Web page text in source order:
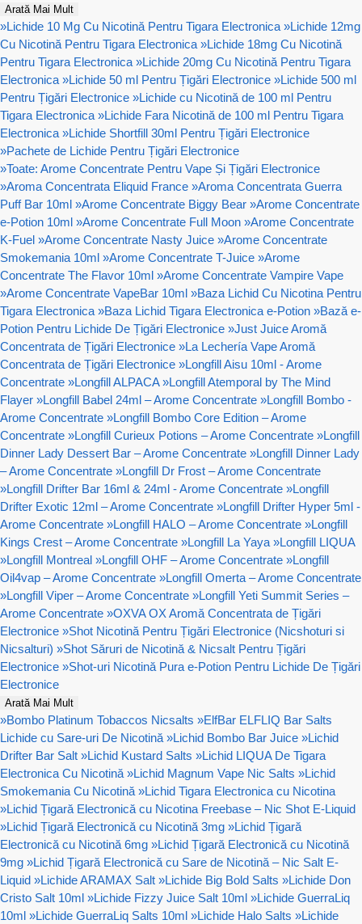
Arată Mai Mult
»Lichide 10 Mg Cu Nicotină Pentru Tigara Electronica »Lichide 12mg
Cu Nicotină Pentru Tigara Electronica »Lichide 18mg Cu Nicotină
Pentru Tigara Electronica »Lichide 20mg Cu Nicotină Pentru Tigara
Electronica »Lichide 50 ml Pentru Țigări Electronice »Lichide 500 ml
Pentru Țigări Electronice »Lichide cu Nicotină de 100 ml Pentru
Tigara Electronica »Lichide Fara Nicotină de 100 ml Pentru Tigara
Electronica »Lichide Shortfill 30ml Pentru Țigări Electronice
»Pachete de Lichide Pentru Țigări Electronice
»Toate: Arome Concentrate Pentru Vape Și Țigări Electronice
»Aroma Concentrata Eliquid France »Aroma Concentrata Guerra
Puff Bar 10ml »Arome Concentrate Biggy Bear »Arome Concentrate
e-Potion 10ml »Arome Concentrate Full Moon »Arome Concentrate
K-Fuel »Arome Concentrate Nasty Juice »Arome Concentrate
Smokemania 10ml »Arome Concentrate T-Juice »Arome
Concentrate The Flavor 10ml »Arome Concentrate Vampire Vape
»Arome Concentrate VapeBar 10ml »Baza Lichid Cu Nicotina Pentru
Tigara Electronica »Baza Lichid Tigara Electronica e-Potion »Bază e-
Potion Pentru Lichide De Țigări Electronice »Just Juice Aromă
Concentrata de Țigări Electronice »La Lechería Vape Aromă
Concentrata de Țigări Electronice »Longfill Aisu 10ml - Arome
Concentrate »Longfill ALPACA »Longfill Atemporal by The Mind
Flayer »Longfill Babel 24ml – Arome Concentrate »Longfill Bombo -
Arome Concentrate »Longfill Bombo Core Edition – Arome
Concentrate »Longfill Curieux Potions – Arome Concentrate »Longfill
Dinner Lady Dessert Bar – Arome Concentrate »Longfill Dinner Lady
– Arome Concentrate »Longfill Dr Frost – Arome Concentrate
»Longfill Drifter Bar 16ml & 24ml - Arome Concentrate »Longfill
Drifter Exotic 12ml – Arome Concentrate »Longfill Drifter Hyper 5ml -
Arome Concentrate »Longfill HALO – Arome Concentrate »Longfill
Kings Crest – Arome Concentrate »Longfill La Yaya »Longfill LIQUA
»Longfill Montreal »Longfill OHF – Arome Concentrate »Longfill
Oil4vap – Arome Concentrate »Longfill Omerta – Arome Concentrate
»Longfill Viper – Arome Concentrate »Longfill Yeti Summit Series –
Arome Concentrate »OXVA OX Aromă Concentrata de Țigări
Electronice »Shot Nicotină Pentru Țigări Electronice (Nicshoturi si
Nicsalturi) »Shot Săruri de Nicotină & Nicsalt Pentru Țigări
Electronice »Shot-uri Nicotină Pura e-Potion Pentru Lichide De Țigări
Electronice
Arată Mai Mult
»Bombo Platinum Tobaccos Nicsalts »ElfBar ELFLIQ Bar Salts
Lichide cu Sare-uri De Nicotină »Lichid Bombo Bar Juice »Lichid
Drifter Bar Salt »Lichid Kustard Salts »Lichid LIQUA De Tigara
Electronica Cu Nicotină »Lichid Magnum Vape Nic Salts »Lichid
Smokemania Cu Nicotină »Lichid Tigara Electronica cu Nicotina
»Lichid Țigară Electronică cu Nicotina Freebase – Nic Shot E-Liquid
»Lichid Țigară Electronică cu Nicotină 3mg »Lichid Țigară
Electronică cu Nicotină 6mg »Lichid Țigară Electronică cu Nicotină
9mg »Lichid Țigară Electronică cu Sare de Nicotină – Nic Salt E-
Liquid »Lichide ARAMAX Salt »Lichide Big Bold Salts »Lichide Don
Cristo Salt 10ml »Lichide Fizzy Juice Salt 10ml »Lichide GuerraLiq
10ml »Lichide GuerraLiq Salts 10ml »Lichide Halo Salts »Lichide